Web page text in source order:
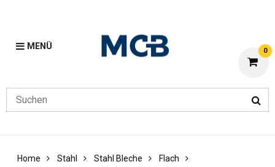
MENÜ 0
Home Stahl Stahl Bleche
Flach